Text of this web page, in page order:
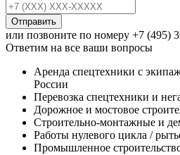
Отправить
или позвоните по номеру +7 (495)
Ответим на все ваши вопросы
Аренда спецтехники с
России
Перевозка спецтехники и
Дорожное и мостовое
Строительно-монтажные и
Работы нулевого цикла /
Промышленное